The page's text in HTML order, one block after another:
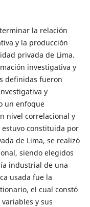
la relación
y la producción
privada de Lima.
investigativa y
definidas fueron
y
un enfoque
nivel correlacional y
constituida por
de Lima, se realizó
siendo elegidos
industrial de una
usada fue la
el cual constó
y sus